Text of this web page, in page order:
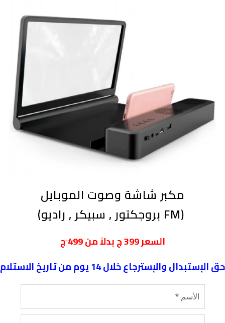
مكبر شاشة وصوت الموبايل
(بروجكتور , سبيكر , راديو FM)
السعر399ج بدلاً من499
حق الإستبدال والإسترجاع خلال 14 يوم من تاريخ الاستلام